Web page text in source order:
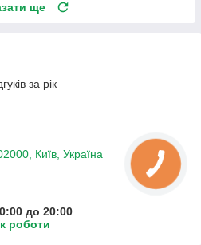
ще
за рік
Київ, Україна
до 20:00
роботи